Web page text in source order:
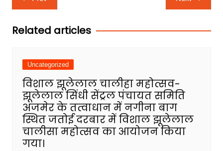
navigation
Related articles
Uncategorized
विशाल झूलेलाल चालीहा महोत्सव-
झूलेलाल सिंधी सेंट्रल पंचायत समिति
अजमेर के तत्वाधान में नगीना बाग
स्थित जतोई दरबार में विशाल झूलेलाल
चालीसा महोत्सव का आयोजन किया
गया।